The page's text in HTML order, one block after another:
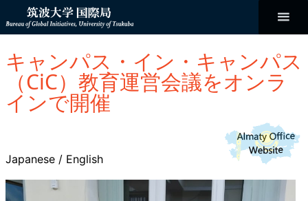
テ
ン
ス
Bureau of
Global
Initiatives
キャンパス・イン・キャンパス
（CiC）教育運営会議をオンラ
インで開催
Japanese / English